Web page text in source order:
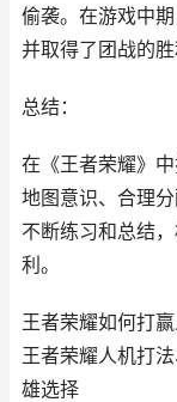
偷袭。在游戏中
并取得了团战的
总结：
在《王者荣耀》
地图意识、合理
不断练习和总结
利。
王者荣耀如何打
王者荣耀人机打
雄选择